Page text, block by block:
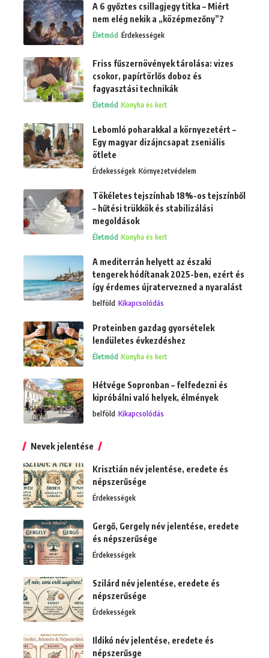
A 6 győztes csillagjegy titka – Miért
nem elég nekik a „középmezőny”?
Életmód Érdekességek
Friss fűszernövények tárolása: vizes
csokor, papírtörlős doboz és
fagyasztási technikák
Életmód Konyha és kert
Lebomló poharakkal a környezetért –
Egy magyar dizájncsapat zseniális
ötlete
Érdekességek Környezetvédelem
Tökéletes tejszínhab 18%-os tejszínből
– hűtési trükkök és stabilizálási
megoldások
Életmód Konyha és kert
A mediterrán helyett az északi
tengerek hódítanak 2025-ben, ezért és
így érdemes újratervezned a nyaralást
belföld Kikapcsolódás
Proteinben gazdag gyorsételek
lendületes évkezdéshez
Életmód Konyha és kert
Hétvége Sopronban – felfedezni és
kipróbálni való helyek, élmények
belföld Kikapcsolódás
Nevek jelentése
Krisztián név jelentése, eredete és
népszerűsége
Érdekességek
Gergő, Gergely név jelentése, eredete
és népszerűsége
Érdekességek
Szilárd név jelentése, eredete és
népszerűsége
Érdekességek
Ildikó név jelentése, eredete és
népszerűsge